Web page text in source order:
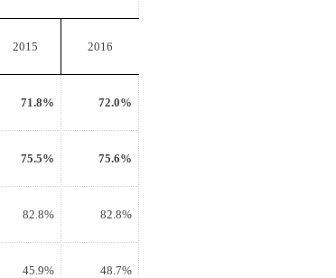
2015 2016
71.8% 72.0%
75.5% 75.6%
82.8% 82.8%
45.9% 48.7%